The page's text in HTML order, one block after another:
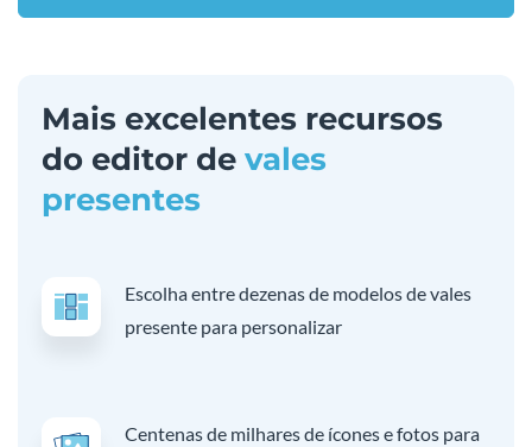
Mais excelentes recursos
do editor de vales
presentes
Escolha entre dezenas de modelos de vales
presente para personalizar
Centenas de milhares de ícones e fotos para